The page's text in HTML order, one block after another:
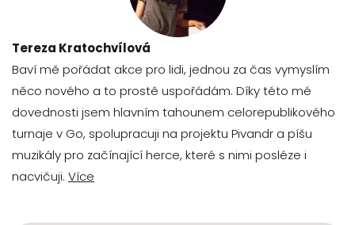
Tereza Kratochvílová
Baví mě pořádat akce pro lidi, jednou za čas vymyslím
něco nového a to prostě uspořádám. Díky této mé
dovednosti jsem hlavním tahounem celorepublikového
turnaje v Go, spolupracuji na projektu Pivandr a píšu
muzikály pro začínající herce, které s nimi posléze i
nacvičuji. Více